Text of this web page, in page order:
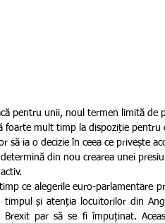
foarte mult timp la dispoziție pentru
să ia o decizie în ceea ce privește
din nou crearea unei
timpul și atenția locuitorilor din
Brexit par să se fi împuținat.